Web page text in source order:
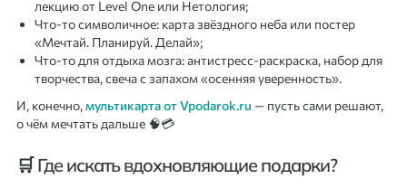
лекцию от Level One или Нетология;
Что-то символичное: карта звёздного неба или постер
«Мечтай. Планируй. Делай»;
Что-то для отдыха мозга: антистресс-раскраска, набор для
творчества, свеча с запахом «осенняя уверенность».
И, конечно,мультикарта от Vpodarok.ru — пусть сами решают,
о чём мечтать дальше 🧠💳
🛒 Где искать вдохновляющие подарки?